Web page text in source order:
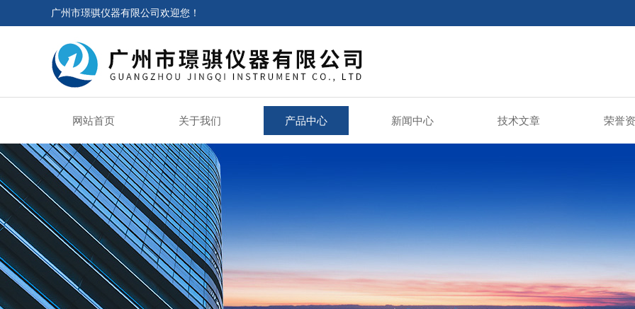
广州市璟骐仪器有限公司欢迎您！
网站首页 关于我们 产品中心 新闻中心 技术文章 荣誉